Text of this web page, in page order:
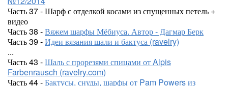
Часть 37 - Шарф с отделкой косами из спущенных петель +
видео
Часть 38 -Вяжем шарфы Мёбиуса. Автор - Дагмар Берк
Часть 39 -Идеи вязания шали и бактуса (ravelry)
...
Часть 43 -Шаль с прорезями спицами от Alpis
Farbenrausch (ravelry.com)
Часть 44 -Бактусы, снуды, шарфы от Pam Powers из